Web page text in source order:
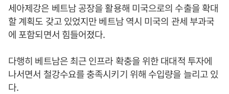
세아제강은 베트남 공장을 활용해 미국으로의 수출을 확대
할 계획도 갖고 있었지만 베트남 역시 미국의 관세 부과국
에 포함되면서 힘들어졌다.
다행히 베트남은 최근 인프라 확충을 위한 대대적 투자에
나서면서 철강수요를 충족시키기 위해 수입량을 늘리고 있
다.